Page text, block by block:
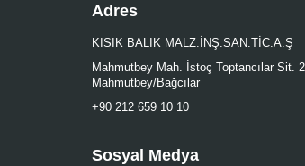
Adres
KISIK BALIK MALZ.İNŞ.SAN.TİC.A.Ş
Mahmutbey Mah. İstoç Toptancılar Sit.
Mahmutbey/Bağcılar
+90 212 659 10 10
Sosyal Medya